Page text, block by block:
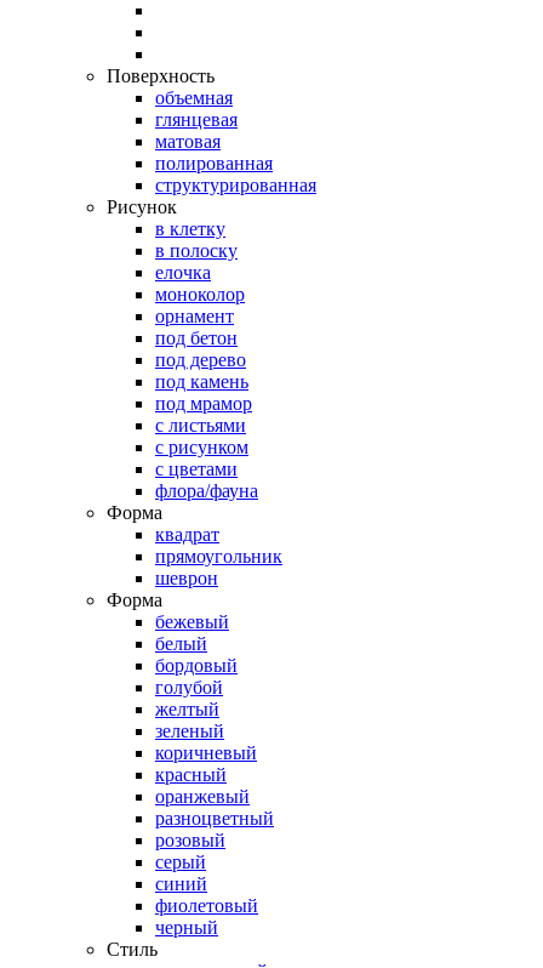
Поверхность
объемная
глянцевая
матовая
полированная
структурированная
Рисунок
в клетку
в полоску
елочка
моноколор
орнамент
под бетон
под дерево
под камень
под мрамор
с листьями
с рисунком
с цветами
флора/фауна
Форма
квадрат
прямоугольник
шеврон
Форма
бежевый
белый
бордовый
голубой
желтый
зеленый
коричневый
красный
оранжевый
разноцветный
розовый
серый
синий
фиолетовый
черный
Стиль